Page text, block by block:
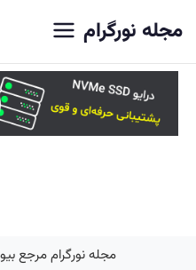
مجله نورگرام
مجله نورگرام مرجع